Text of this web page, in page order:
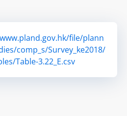
file/plann
comp_s/Survey_ke2018/
Table-3.22_E.csv